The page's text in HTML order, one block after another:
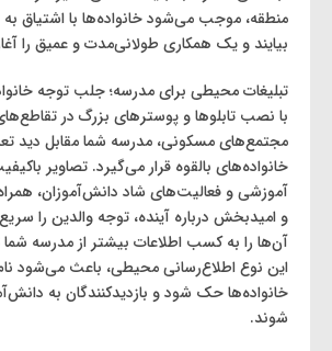
منطقه، موجب می‌شود خانواده‌ها با اشتیاق
بیایند و یک همکاری طولانی‌مدت و عمیق را
تبلیغات محیطی برای مدرسه؛ جلب توجه
با نصب تابلوها و پوسترهای بزرگ در
مجتمع‌های مسکونی، مدرسه شما مقابل دید
خانواده‌های بالقوه قرار می‌گیرد. تصاویر
آموزشی و فعالیت‌های شاد دانش‌آموزان، همراه
و امیدبخش درباره آینده، توجه والدین را
آن‌ها را به کسب اطلاعات بیشتر از مدرسه
این نوع اطلاع‌رسانی محیطی، باعث می‌شود
خانواده‌ها حک شود و بازدیدکنندگان به
شوند.